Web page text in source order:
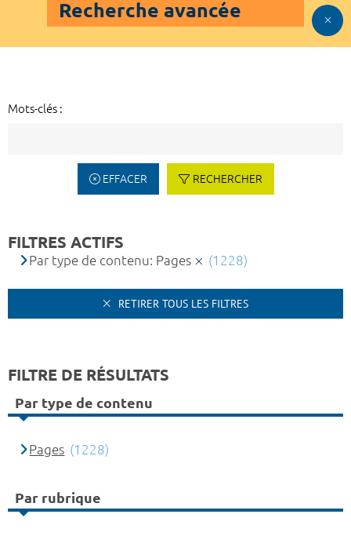
Recherche avancée
Mots-clés :
EFFACER RECHERCHER
FILTRES ACTIFS
Par type de contenu: Pages (1228)
RETIRER TOUS LES FILTRES
FILTRE DE RÉSULTATS
Par type de contenu
Pages (1228)
Par rubrique